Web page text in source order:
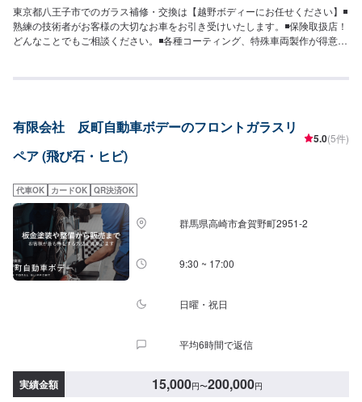
東京都八王子市でのガラス補修・交換は【越野ボディーにお任せください】◾
熟練の技術者がお客様の大切なお車をお引き受けいたします。◾保険取扱店！
どんなことでもご相談ください。◾各種コーティング、特殊車両製作が得意な
る全ての事お気軽にご相談下さい。確かな技術を持った整備士がお客様の大
祝日営業時間：9:00~18:00【1】オファーにてお問い合わせ【2】お見積り
【3】お見積りにご納得いただければ作業開始【4】仕上がり次第納車【お見
積もり・代車無料】リサイクル部品を使った修理や、無料代車手配などお客
担いただいております。※内容などにより貸し出し出来かねる場合もございま
す。【ご注意】入庫の際はお気をつけてお越しください。駐車スペースは事
務所前の空いているスペースに駐車してください。受付はスタッフへ「メン
テモで予約しました」とお伝えください。ご案内いたします。
有限会社 反町自動車ボデーのフロントガラスリ
ペア (飛び石・ヒビ)
5.0(5件)
代車OK カードOK QR決済OK
群馬県高崎市倉賀野町2951‐2
9:30 ~ 17:00
日曜・祝日
平均6時間で返信
実績金額 15,000円〜200,000円